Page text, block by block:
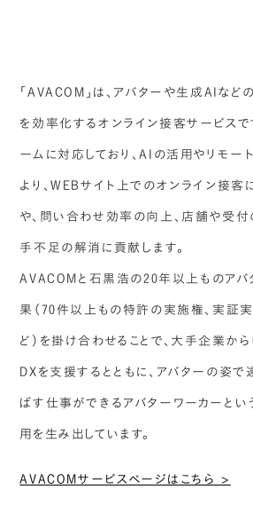
「AVACOM」は、アバターや生成AIなど
を効率化するオンライン接客サービスで
ームに対応しており、AIの活用やリモー
より、WEBサイト上でのオンライン接客
や、問い合わせ効率の向上、店舗や受付
手不足の解消に貢献します。
AVACOMと石黒浩の20年以上ものアバ
果（70件以上もの特許の実施権、実証
ど）を掛け合わせることで、大手企業か
DXを支援するとともに、アバターの姿
ばす仕事ができるアバターワーカーと
用を生み出しています。
AVACOMサービスページはこちら >